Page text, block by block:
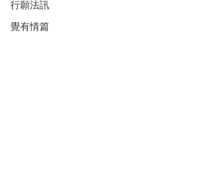
行願法訊
覺有情篇